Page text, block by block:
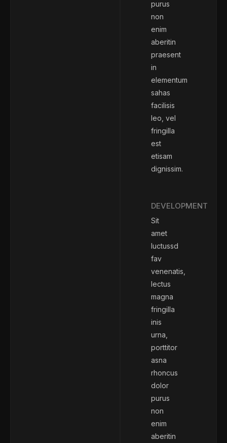
purus
non
enim
aberitin
praesent
in
elementum
sahas
facilisis
leo, vel
fringilla
est
etisam
dignissim.
DEVELOPMENT
Sit
amet
luctussd
fav
venenatis,
lectus
magna
fringilla
inis
urna,
porttitor
asna
rhoncus
dolor
purus
non
enim
aberitin